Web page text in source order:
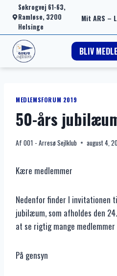
Fortsæt
indhold
Søkrogvej 61-63,
Ramløse, 3200
Helsinge
Mit ARS –
BLIV
MEDLEMSFORUM 2019
50-års
Af 001 - Arresø Sejlklub august 4,
Kære medlemmer
Nedenfor finder I invitationen
jubilæum, som afholdes den
at se rigtig mange
På gensyn